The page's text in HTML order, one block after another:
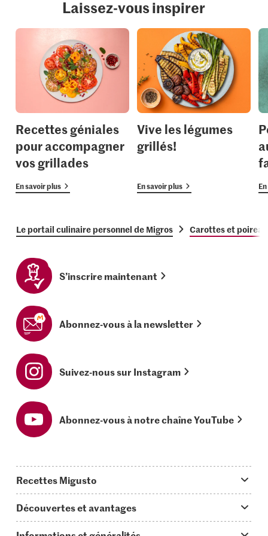
Laissez-vous inspirer
Recettes géniales
pour accompagner
vos grillades
En savoir plus
Vive les légumes
grillés!
En savoir plus
Le portail culinaire personnel de Migros Carottes et
S’inscrire maintenant
Abonnez-vous à la newsletter
Suivez-nous sur Instagram
Abonnez-vous à notre chaîne YouTube
Recettes Migusto
Idées de menus
Découvertes et avantages